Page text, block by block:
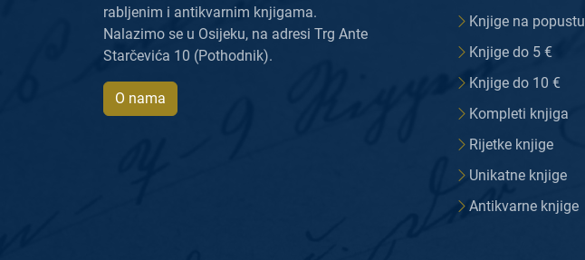
rabljenim i antikvarnim knjigama.
Nalazimo se u Osijeku, na adresi Trg Ante
Starčevića 10 (Pothodnik).
O nama
Knjige na popustu
Knjige do 5 €
Knjige do 10 €
Kompleti knjiga
Rijetke knjige
Unikatne knjige
Antikvarne knjige